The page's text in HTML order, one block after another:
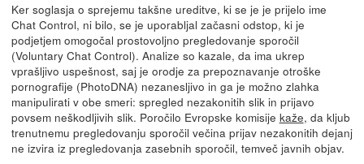
Ker soglasja o sprejemu takšne ureditve, ki se je je prijelo ime
Chat Control, ni bilo, se je uporabljal začasni odstop, ki je
podjetjem omogočal prostovoljno pregledovanje sporočil
(Voluntary Chat Control). Analize so kazale, da ima ukrep
vprašljivo uspešnost, saj je orodje za prepoznavanje otroške
pornografije (PhotoDNA) nezanesljivo in ga je možno zlahka
manipulirati v obe smeri: spregled nezakonitih slik in prijavo
povsem neškodljivih slik. Poročilo Evropske komisije kaže, da kljub
trenutnemu pregledovanju sporočil večina prijav nezakonitih dejanj
ne izvira iz pregledovanja zasebnih sporočil, temveč javnih objav.